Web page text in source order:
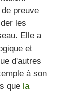
preuve
les
Elle a
et
d'autres
à son
que la